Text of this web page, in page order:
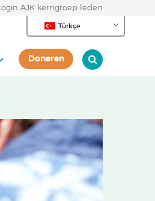
Login AJK kerngroep leden
Türkçe
Doneren